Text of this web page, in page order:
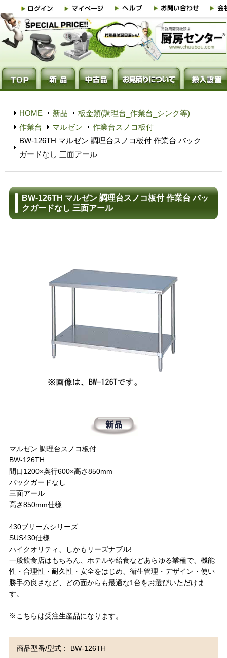
HOME 新品
板金類(調理台_作業台_シンク等)
作業台
マルゼン
作業台スノコ板付
BW-126TH マルゼン 調理台スノコ板付 作業台 バック
ガードなし 三面アール
BW-126TH マルゼン 調理台スノコ板付 作業台 バッ
クガードなし 三面アール
マルゼン 調理台スノコ板付
BW-126TH
間口1200×奥行600×高さ850mm
バックガードなし
三面アール
高さ850mm仕様
430ブリームシリーズ
SUS430仕様
ハイクオリティ、しかもリーズナブル!
一般飲食店はもちろん、ホテルや給食などあらゆる業種で、機能
性・合理性・耐久性・安全をはじめ、衛生管理・デザイン・使い
勝手の良さなど、どの面からも最適な1台をお選びいただけま
す。
※こちらは受注生産品になります。
商品型番/型式： BW-126TH